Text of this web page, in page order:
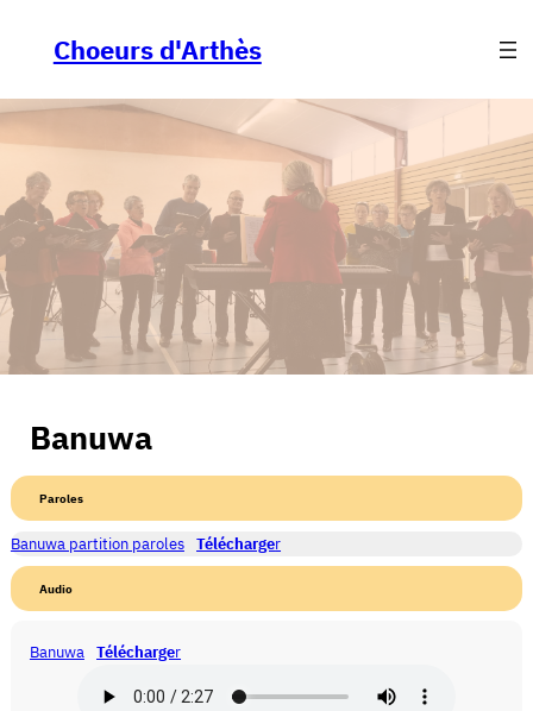
Choeurs d'Arthès
Banuwa
Paroles
Banuwa partition paroles Télécharger
Audio
Banuwa Télécharger